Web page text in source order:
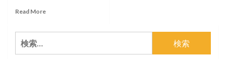
Read MoreRead
検
索: